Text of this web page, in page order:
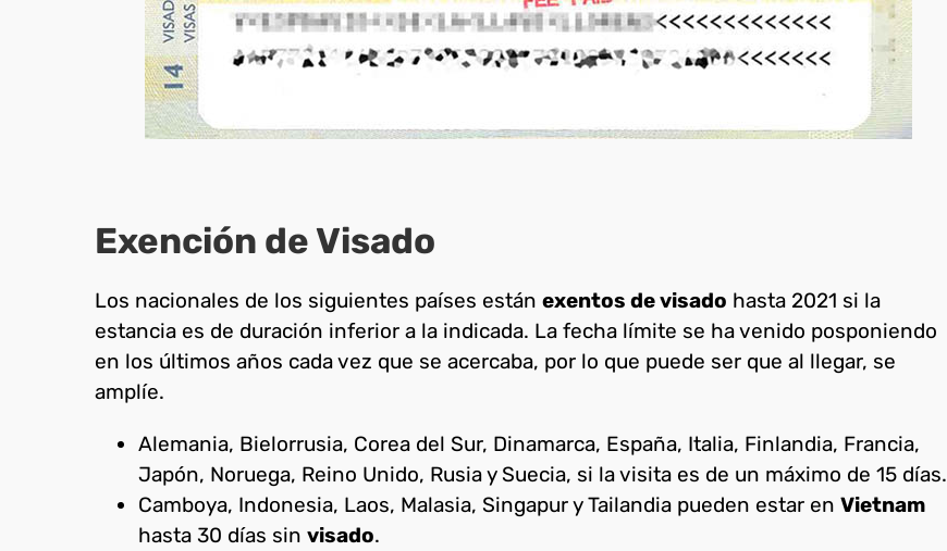
Exención de Visado
Los nacionales de los siguientes países están exentos de visado hasta 2021 si la
estancia es de duración inferior a la indicada. La fecha límite se ha venido posponiendo
en los últimos años cada vez que se acercaba, por lo que puede ser que al llegar, se
amplíe.
Alemania, Bielorrusia, Corea del Sur, Dinamarca, España, Italia, Finlandia, Francia,
Japón, Noruega, Reino Unido, Rusia y Suecia, si la visita es de un máximo de 15 días.
Camboya, Indonesia, Laos, Malasia, Singapur y Tailandia pueden estar en Vietnam
hasta 30 días sin visado.